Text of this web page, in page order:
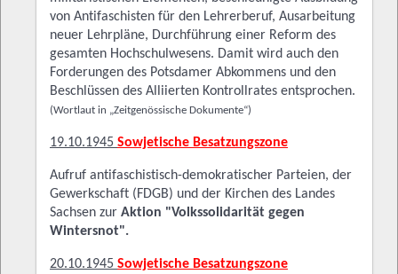
von Antifaschisten für den Lehrerberuf, Ausarbeitung
neuer Lehrpläne, Durchführung einer Reform des
gesamten Hochschulwesens. Damit wird auch den
Forderungen des Potsdamer Abkommens und den
Beschlüssen des Alliierten Kontrollrates entsprochen.
(Wortlaut in „Zeitgenössische Dokumente“)
19.10.1945 Sowjetische Besatzungszone
Aufruf antifaschistisch-demokratischer Parteien, der
Gewerkschaft (FDGB) und der Kirchen des Landes
Sachsen zur Aktion "Volkssolidarität gegen
Wintersnot".
20.10.1945 Sowjetische Besatzungszone